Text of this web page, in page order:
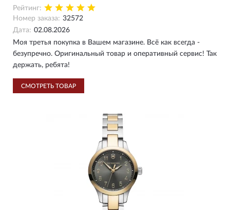
Рейтинг:
Номер заказа: 32572
Дата: 02.08.2026
Моя третья покупка в Вашем магазине. Всё как всегда -
безупречно. Оригинальный товар и оперативный сервис! Так
держать, ребята!
СМОТРЕТЬ ТОВАР